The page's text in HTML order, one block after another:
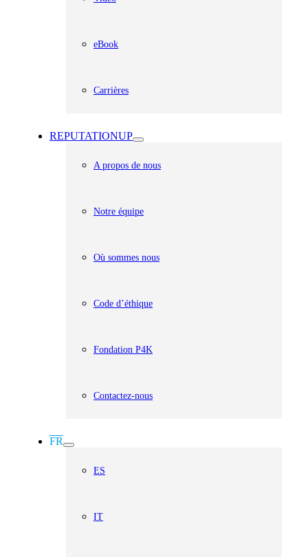
eBook
Carrières
REPUTATIONUP
A propos de nous
Notre équipe
Où sommes nous
Code d’éthique
Fondation P4K
Contactez-nous
FR
ES
IT